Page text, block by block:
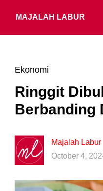
MAJALAH LABUR
Ekonomi
Ringgit
Berbanding
Majalah Labur
October 4,